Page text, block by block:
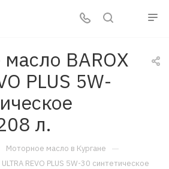
BAROX
PLUS 5W-
л.
Моторное масло в Кургане —
REVO PLUS 5W-30 синтетическое